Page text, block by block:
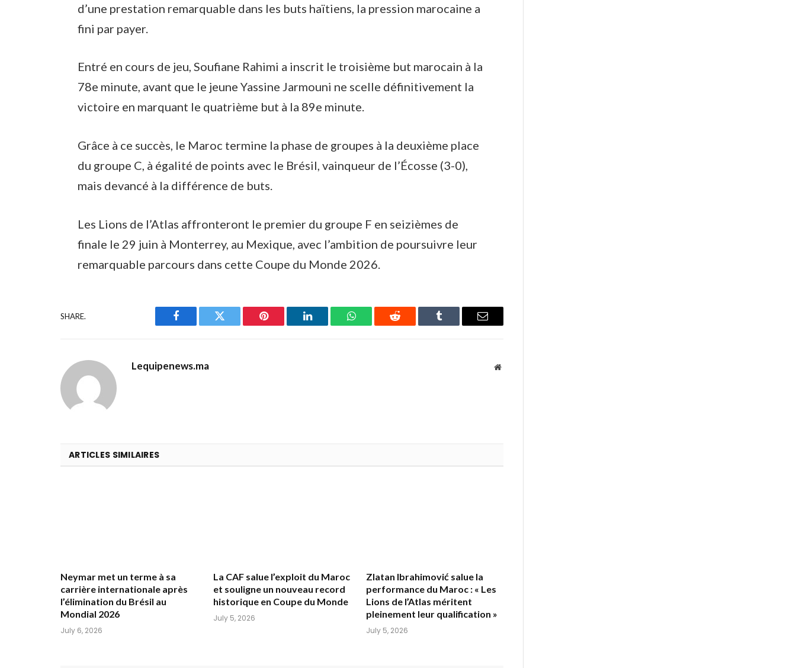
d’une prestation remarquable dans les buts haïtiens, la pression marocaine a
fini par payer.
Entré en cours de jeu, Soufiane Rahimi a inscrit le troisième but marocain à la
78e minute, avant que le jeune Yassine Jarmouni ne scelle définitivement la
victoire en marquant le quatrième but à la 89e minute.
Grâce à ce succès, le Maroc termine la phase de groupes à la deuxième place
du groupe C, à égalité de points avec le Brésil, vainqueur de l’Écosse (3-0),
mais devancé à la différence de buts.
Les Lions de l’Atlas affronteront le premier du groupe F en seizièmes de
finale le 29 juin à Monterrey, au Mexique, avec l’ambition de poursuivre leur
remarquable parcours dans cette Coupe du Monde 2026.
SHARE.
Facebook Twitter Pinterest LinkedIn WhatsAppReddit Tumblr Email
Lequipenews.ma Website
ARTICLES SIMILAIRES
Neymar met un terme à sa
carrière internationale après
l’élimination du Brésil au
Mondial 2026
July 6, 2026
La CAF salue l’exploit du Maroc
et souligne un nouveau record
historique en Coupe du Monde
July 5, 2026
Zlatan Ibrahimović salue la
performance du Maroc : « Les
Lions de l’Atlas méritent
pleinement leur qualification »
July 5, 2026